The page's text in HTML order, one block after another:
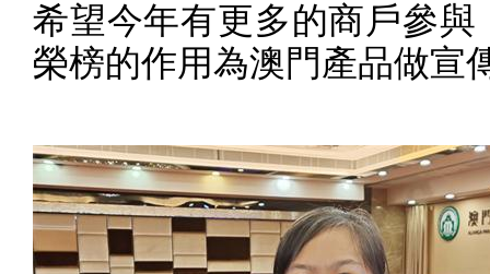
希望今年有更多的商戶參與
榮榜的作用為澳門產品做宣